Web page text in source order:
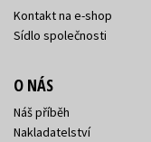
Kontakt na e-shop
Sídlo společnosti
O NÁS
Náš příběh
Nakladatelství